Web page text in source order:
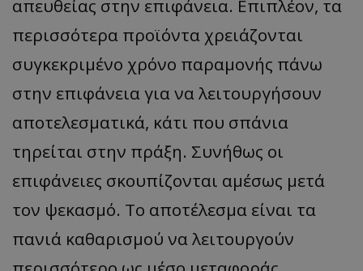
απευθείας στην επιφάνεια. Επιπλέον, τα
περισσότερα προϊόντα χρειάζονται
συγκεκριμένο χρόνο παραμονής πάνω
στην επιφάνεια για να λειτουργήσουν
αποτελεσματικά, κάτι που σπάνια
τηρείται στην πράξη. Συνήθως οι
επιφάνειες σκουπίζονται αμέσως μετά
τον ψεκασμό. Το αποτέλεσμα είναι τα
πανιά καθαρισμού να λειτουργούν